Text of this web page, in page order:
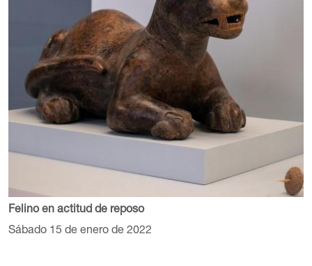
Felino en actitud de reposo
Sábado 15 de enero de 2022